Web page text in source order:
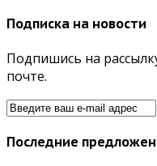
Подписка на новости
Подпишись на
почте.
Последние